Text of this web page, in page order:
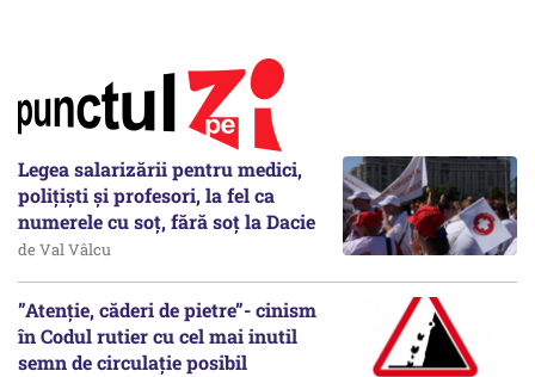
Legea salarizării pentru medici,
polițiști și profesori, la fel ca
numerele cu soț, fără soț la Dacie
de Val Vâlcu
”Atenție, căderi de pietre”- cinism
în Codul rutier cu cel mai inutil
semn de circulație posibil